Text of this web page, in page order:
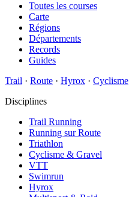
Toutes les courses
Carte
Régions
Départements
Records
Guides
Trail · Route · Hyrox · Cyclisme
Disciplines
Trail Running
Running sur Route
Triathlon
Cyclisme & Gravel
VTT
Swimrun
Hyrox